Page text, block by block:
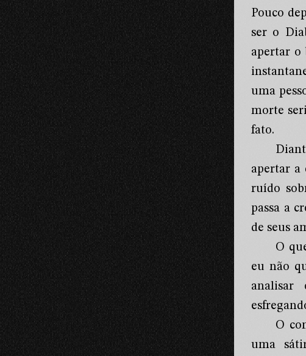
Pouco
ser o
apertar o
uma
morte
fato.
apertar a
ruído
passa a
de seus
O
eu não
analisar
O
uma